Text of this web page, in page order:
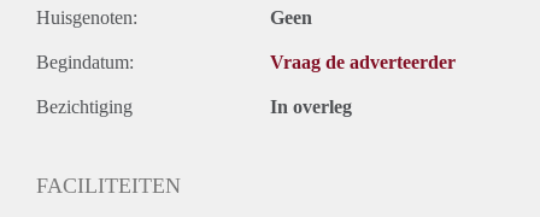
Huisgenoten: Geen
Begindatum: Vraag de adverteerder
Bezichtiging In overleg
FACILITEITEN